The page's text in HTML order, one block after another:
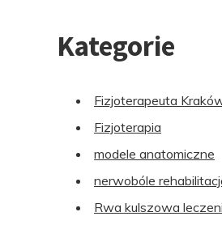
Kategorie
Fizjoterapeuta
Fizjoterapia
modele anatomiczne
nerwobóle
Rwa kulszowa